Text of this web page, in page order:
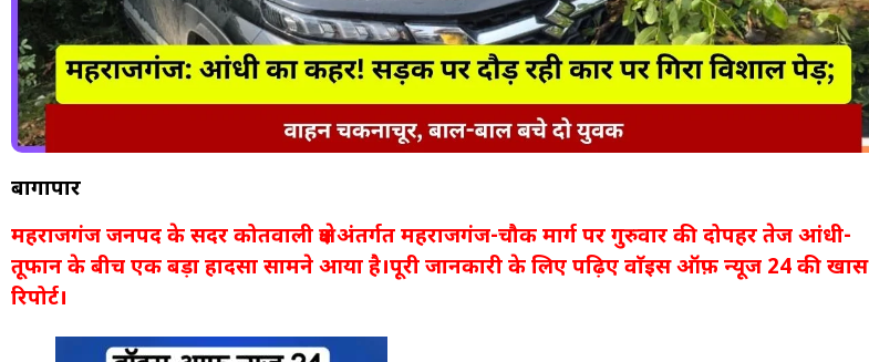
बागापार
महराजगंज जनपद के सदर कोतवाली क्षेत्र अंतर्गत महराजगंज-चौक मार्ग पर गुरुवार की दोपहर तेज आंधी-
तूफान के बीच एक बड़ा हादसा सामने आया है।पूरी जानकारी के लिए पढ़िए वाॅइस ऑफ़ न्यूज 24 की खास
रिपोर्ट।